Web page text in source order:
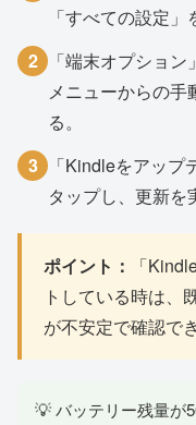
「すべての設定」
2
「端末オプショ
メニューからの手
る。
3
「Kindleをアッ
タップし、更新を
ポイント：
「
トしている時は、
が不安定で確認で
💡 バッテリー残量が